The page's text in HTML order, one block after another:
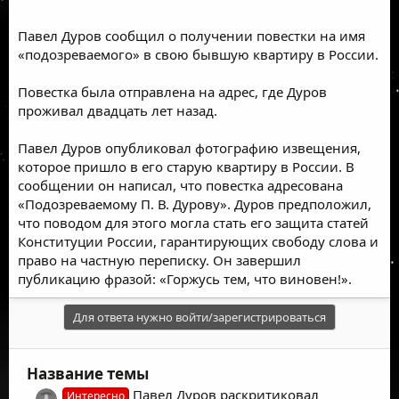
Павел Дуров сообщил о получении повестки на имя
«подозреваемого» в свою бывшую квартиру в России.
Повестка была отправлена на адрес, где Дуров
проживал двадцать лет назад.
Павел Дуров опубликовал фотографию извещения,
которое пришло в его старую квартиру в России. В
сообщении он написал, что повестка адресована
«Подозреваемому П. В. Дурову». Дуров предположил,
что поводом для этого могла стать его защита статей
Конституции России, гарантирующих свободу слова и
право на частную переписку. Он завершил
публикацию фразой: «Горжусь тем, что виновен!».
Для ответа нужно войти/зарегистрироваться
Название темы
Интересно Павел Дуров раскритиковал